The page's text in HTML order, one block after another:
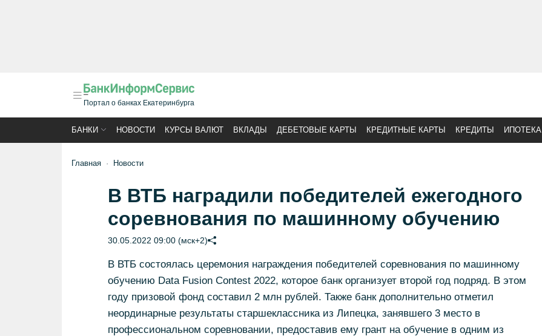
Портал о банках Екатеринбурга
БАНКИ НОВОСТИ КУРСЫ ВАЛЮТ ВКЛАДЫ ДЕБЕТОВЫЕ КАРТЫ КРЕДИТНЫЕ КАРТЫ КРЕДИТЫ ИПОТЕКА
Главная Новости
В ВТБ наградили победителей ежегодного
соревнования по машинному обучению
30.05.2022 09:00 (мск+2)
В ВТБ состоялась церемония награждения победителей соревнования по машинному
обучению Data Fusion Contest 2022, которое банк организует второй год подряд. В этом
году призовой фонд составил 2 млн рублей. Также банк дополнительно отметил
неординарные результаты старшеклассника из Липецка, занявшего 3 место в
профессиональном соревновании, предоставив ему грант на обучение в одним из